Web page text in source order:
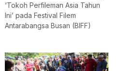
‘Tokoh Perfileman Asia Tahun
Ini’ pada Festival Filem
Antarabangsa Busan (BIFF)